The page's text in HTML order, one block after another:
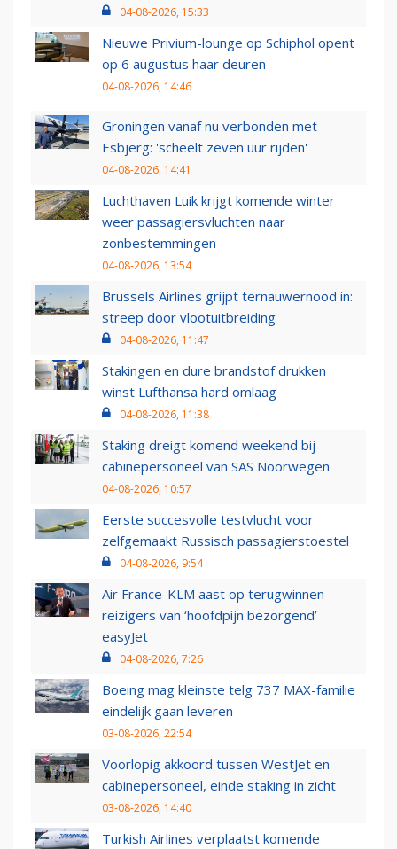
04-08-2026, 15:33
Nieuwe Privium-lounge op Schiphol opent
op 6 augustus haar deuren
04-08-2026, 14:46
Groningen vanaf nu verbonden met
Esbjerg: 'scheelt zeven uur rijden'
04-08-2026, 14:41
Luchthaven Luik krijgt komende winter
weer passagiersvluchten naar
zonbestemmingen
04-08-2026, 13:54
Brussels Airlines grijpt ternauwernood in:
streep door vlootuitbreiding
04-08-2026, 11:47
Stakingen en dure brandstof drukken
winst Lufthansa hard omlaag
04-08-2026, 11:38
Staking dreigt komend weekend bij
cabinepersoneel van SAS Noorwegen
04-08-2026, 10:57
Eerste succesvolle testvlucht voor
zelfgemaakt Russisch passagierstoestel
04-08-2026, 9:54
Air France-KLM aast op terugwinnen
reizigers van ‘hoofdpijn bezorgend’
easyJet
04-08-2026, 7:26
Boeing mag kleinste telg 737 MAX-familie
eindelijk gaan leveren
03-08-2026, 22:54
Voorlopig akkoord tussen WestJet en
cabinepersoneel, einde staking in zicht
03-08-2026, 14:40
Turkish Airlines verplaatst komende